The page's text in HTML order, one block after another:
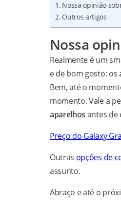
Nossa opinião
Outros artigos
Nossa
Realmente é um
e de bom gosto: os
Bem, até o
momento. Vale a
aparelhos antes de
Preço do Galaxy
Outras opções de
assunto.
Abraço e até o